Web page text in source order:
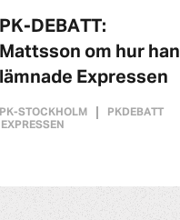
PK-DEBATT:
Mattsson om hur han
lämnade Expressen
PK-STOCKHOLM
PKDEBATT
EXPRESSEN